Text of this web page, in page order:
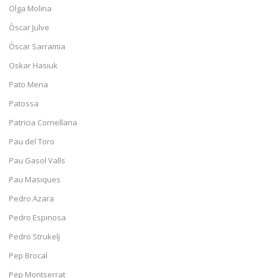
Olga Molina
Òscar Julve
Òscar Sarramia
Oskar Hasiuk
Pato Mena
Patossa
Patricia Cornellana
Pau del Toro
Pau Gasol Valls
Pau Masiques
Pedro Azara
Pedro Espinosa
Pedro Strukelj
Pep Brocal
Pep Montserrat